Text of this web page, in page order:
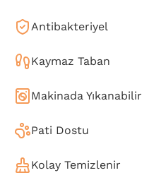
Antibakteriyel
Kaymaz Taban
Makinada Yıkanabilir
Pati Dostu
Kolay Temizlenir